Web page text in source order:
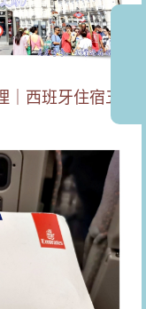
西班牙住宿五